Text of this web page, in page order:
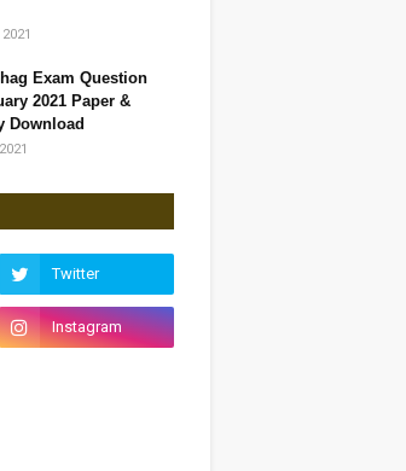
Exam Question
2021 Paper &
Download